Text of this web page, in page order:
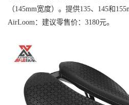
（145mm宽度）。提供135、145和
AirLoom：建议零售价：3180元。